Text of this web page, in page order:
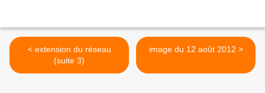
< extension du réseau
(suite 3)
image du 12 août 2012 >